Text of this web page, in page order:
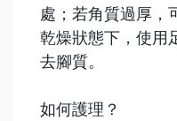
處；若角質過厚，
乾燥狀態下，使用
去腳質。
如何護理？